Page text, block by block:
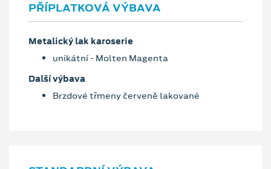
PŘÍPLATKOVÁ VÝBAVA
Metalický lak karoserie
unikátní - Molten Magenta
Další výbava
Brzdové třmeny červeně lakované